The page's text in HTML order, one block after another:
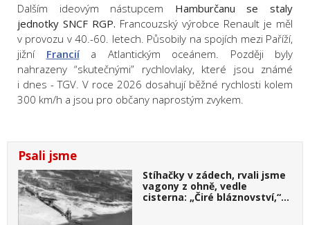
Dalším ideovým nástupcem Hamburčanu se staly
jednotky SNCF RGP. Francouzský výrobce Renault je měl
v provozu v 40.-60. letech. Působily na spojích mezi Paříží,
jižní Franciía Atlantickým oceánem. Později byly
nahrazeny “skutečnými” rychlovlaky, které jsou známé
i dnes - TGV. V roce 2026 dosahují běžné rychlosti kolem
300 km/h a jsou pro občany naprostým zvykem.
Psali jsme
Stíhačky v zádech, rvali jsme
vagony z ohně, vedle
cisterna: „Čiré bláznovství,“…